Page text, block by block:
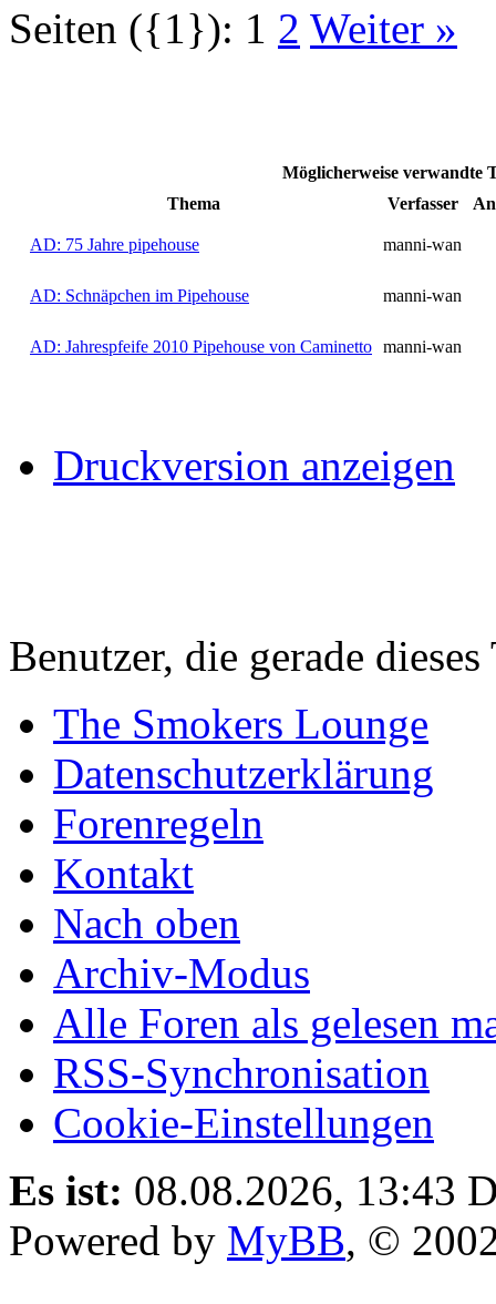
Seiten ({1}): 1 2 Weiter »
Möglicherweise verwandte
Thema
Verfasser
AD: 75 Jahre pipehouse manni-wan
AD: Schnäpchen im Pipehouse manni-wan
AD: Jahrespfeife 2010 Pipehouse von Caminetto manni-wan
Druckversion anzeigen
Benutzer, die gerade
The Smokers Lounge
Datenschutzerklärung
Forenregeln
Kontakt
Nach oben
Archiv-Modus
Alle Foren als gelesen
RSS-Synchronisation
Cookie-Einstellungen
Es ist: 08.08.2026, 13:43
Powered by MyBB, ©